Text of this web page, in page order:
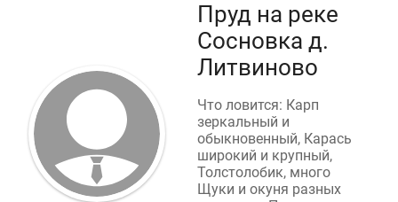
Пруд на реке
Сосновка д.
Литвиново
Что ловится: Карп
зеркальный и
обыкновенный, Карась
широкий и крупный,
Толстолобик, много
Щуки и окуня разных